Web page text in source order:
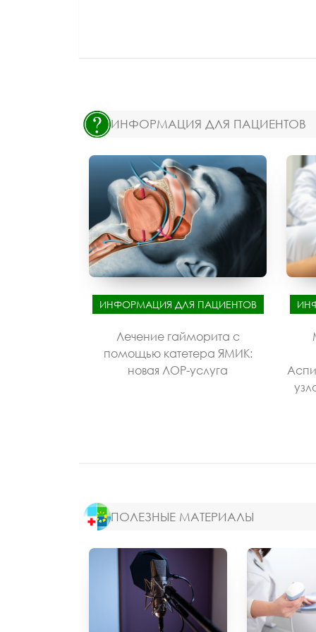
ИНФОРМАЦИЯ ДЛЯ ПАЦИЕНТОВ
ИНФОРМАЦИЯ ДЛЯ ПАЦИЕНТОВ
Лечение гайморита с
помощью катетера ЯМИК:
новая ЛОР-услуга
ПОЛЕЗНЫЕ МАТЕРИАЛЫ